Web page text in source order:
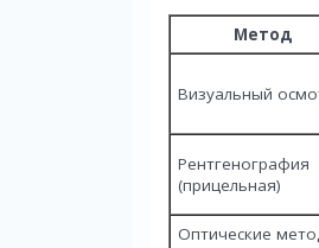
Метод
Визуальный
Рентгенография
(прицельная)
Оптические